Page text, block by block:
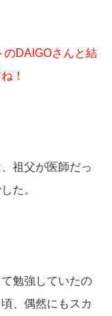
のDAIGOさんと結
！
祖父が医師だっ
た。
勉強していたの
、偶然にもスカ